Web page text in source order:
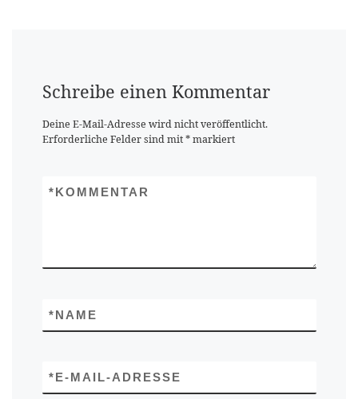
Schreibe einen Kommentar
Deine E-Mail-Adresse wird nicht veröffentlicht.
Erforderliche Felder sind mit*markiert
KOMMENTAR
*
NAME
*
E-MAIL-ADRESSE
*